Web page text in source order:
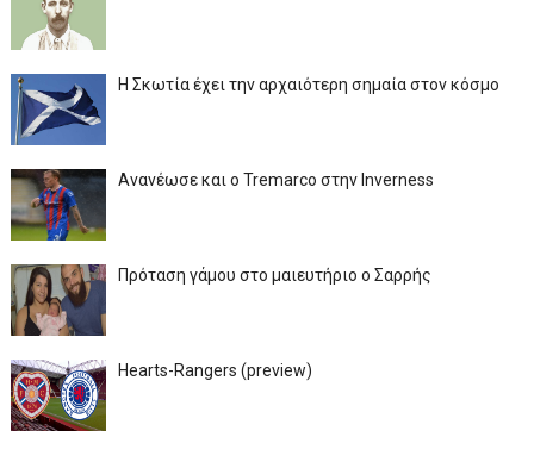
Η Σκωτία έχει την αρχαιότερη σημαία στον κόσμο
Ανανέωσε και ο Tremarco στην Inverness
Πρόταση γάμου στο μαιευτήριο ο Σαρρής
Hearts-Rangers (preview)